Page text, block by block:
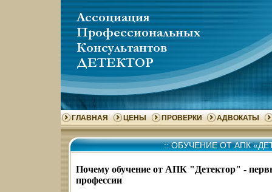
ГЛАВНАЯ ЦЕНЫ ПРОВЕРКИ АДВОКАТЫ
::ОБУЧЕНИЕ ОТ АПК
Почему обучение от АПК "Детектор" -
профессии